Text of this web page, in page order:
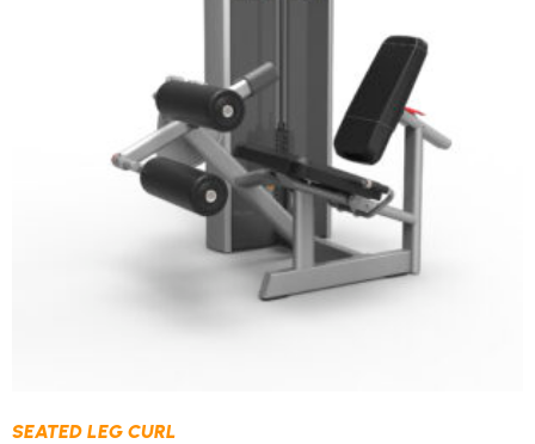
SEATED LEG CURL